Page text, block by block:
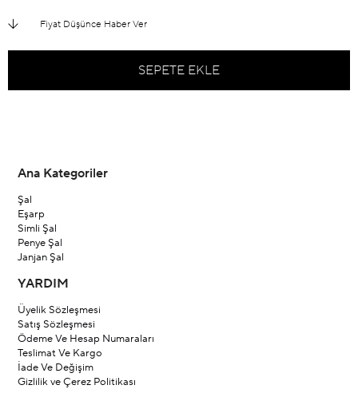
Fiyat Düşünce Haber Ver
Ana Kategoriler
Şal
Eşarp
Simli Şal
Penye Şal
Janjan Şal
YARDIM
Üyelik Sözleşmesi
Satış Sözleşmesi
Ödeme Ve Hesap Numaraları
Teslimat Ve Kargo
İade Ve Değişim
Gizlilik ve Çerez Politikası